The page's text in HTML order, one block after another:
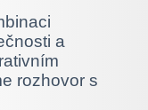
a
rozhovor s